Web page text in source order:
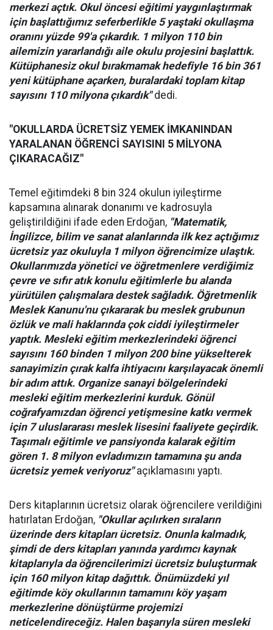
merkezi açtık. Okul öncesi eğitimi yaygınlaştırmak
için başlattığımız seferberlikle 5 yaştaki okullaşma
oranını yüzde 99'a çıkardık. 1 milyon 110 bin
ailemizin yararlandığı aile okulu projesini başlattık.
Kütüphanesiz okul bırakmamak hedefiyle 16 bin 361
yeni kütüphane açarken, buralardaki toplam kitap
sayısını 110 milyona çıkardık"dedi.
"OKULLARDA ÜCRETSİZ YEMEK İMKANINDAN
YARALANAN ÖĞRENCİ SAYISINI 5 MİLYONA
ÇIKARACAĞIZ"
Temel eğitimdeki 8 bin 324 okulun iyileştirme
kapsamına alınarak donanımı ve kadrosuyla
geliştirildiğini ifade eden Erdoğan, "Matematik,
İngilizce, bilim ve sanat alanlarında ilk kez açtığımız
ücretsiz yaz okuluyla 1 milyon öğrencimize ulaştık.
Okullarımızda yönetici ve öğretmenlere verdiğimiz
çevre ve sıfır atık konulu eğitimlerle bu alanda
yürütülen çalışmalara destek sağladık. Öğretmenlik
Meslek Kanunu'nu çıkararak bu meslek grubunun
özlük ve mali haklarında çok ciddi iyileştirmeler
yaptık. Mesleki eğitim merkezlerindeki öğrenci
sayısını 160 binden 1 milyon 200 bine yükselterek
sanayimizin çırak kalfa ihtiyacını karşılayacak önemli
bir adım attık. Organize sanayi bölgelerindeki
mesleki eğitim merkezlerini kurduk. Gönül
coğrafyamızdan öğrenci yetişmesine katkı vermek
için 7 uluslararası meslek lisesini faaliyete geçirdik.
Taşımalı eğitimle ve pansiyonda kalarak eğitim
gören 1. 8 milyon evladımızın tamamına şu anda
ücretsiz yemek veriyoruz"açıklamasını yaptı.
Ders kitaplarının ücretsiz olarak öğrencilere verildiğini
hatırlatan Erdoğan, "Okullar açılırken sıraların
üzerinde ders kitapları ücretsiz. Onunla kalmadık,
şimdi de ders kitapları yanında yardımcı kaynak
kitaplarıyla da öğrencilerimizi ücretsiz buluşturmak
için 160 milyon kitap dağıttık. Önümüzdeki yıl
eğitimde köy okullarının tamamını köy yaşam
merkezlerine dönüştürme projemizi
neticelendireceğiz. Halen başarıyla süren mesleki